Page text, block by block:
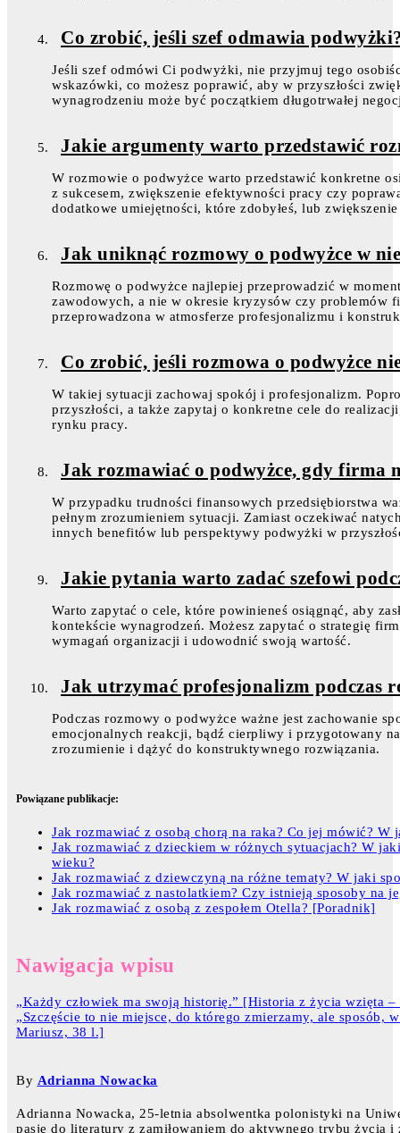
Co zrobić, jeśli szef odmawia
Jeśli szef odmówi Ci podwyżki, nie przyjmuj tego
wskazówki, co możesz poprawić, aby w przyszłości
wynagrodzeniu może być początkiem długotrwałej
Jakie argumenty warto przedstawić
W rozmowie o podwyżce warto przedstawić konkretne
z sukcesem, zwiększenie efektywności pracy czy
dodatkowe umiejętności, które zdobyłeś, lub
Jak uniknąć rozmowy o podwyżce w
Rozmowę o podwyżce najlepiej przeprowadzić w
zawodowych, a nie w okresie kryzysów czy problemów
przeprowadzona w atmosferze profesjonalizmu i
Co zrobić, jeśli rozmowa o podwyżce
W takiej sytuacji zachowaj spokój i profesjonalizm.
przyszłości, a także zapytaj o konkretne cele do
rynku pracy.
Jak rozmawiać o podwyżce, gdy firma
W przypadku trudności finansowych przedsiębiorstwa
pełnym zrozumieniem sytuacji. Zamiast oczekiwać
innych benefitów lub perspektywy podwyżki w
Jakie pytania warto zadać szefowi
Warto zapytać o cele, które powinieneś osiągnąć, aby
kontekście wynagrodzeń. Możesz zapytać o strategię
wymagań organizacji i udowodnić swoją wartość.
Jak utrzymać profesjonalizm podczas
Podczas rozmowy o podwyżce ważne jest zachowanie
emocjonalnych reakcji, bądź cierpliwy i przygotowany
zrozumienie i dążyć do konstruktywnego rozwiązania.
Powiązane publikacje:
Jak rozmawiać z osobą chorą na raka? Co jej mówić? W
Jak rozmawiać z dzieckiem w różnych sytuacjach? W
wieku?
Jak rozmawiać z dziewczyną na różne tematy? W jaki
Jak rozmawiać z nastolatkiem? Czy istnieją sposoby na
Jak rozmawiać z osobą z zespołem Otella? [Poradnik]
Nawigacja wpisu
„Każdy człowiek ma swoją historię.” [Historia z życia wzięta –
„Szczęście to nie miejsce, do którego zmierzamy, ale
Mariusz, 38 l.]
By Adrianna Nowacka
Adrianna Nowacka, 25-letnia absolwentka polonistyki na
pasję do literatury z zamiłowaniem do aktywnego trybu życia